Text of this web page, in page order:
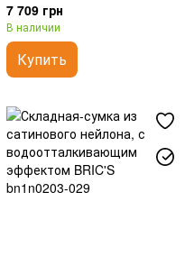
7 709 грн
В наличии
Купить